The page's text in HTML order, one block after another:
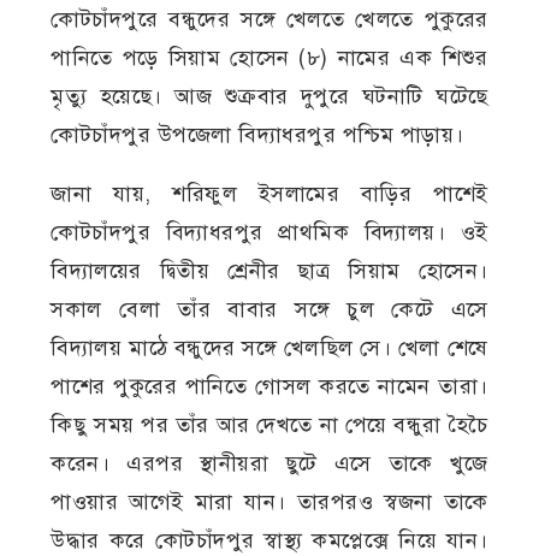
কোটচাঁদপুরে বন্ধুদের সঙ্গে খেলতে খেলতে পুকুরের
পানিতে পড়ে সিয়াম হোসেন (৮) নামের এক শিশুর
মৃত্যু হয়েছে। আজ শুক্রবার দুপুরে ঘটনাটি ঘটেছে
কোটচাঁদপুর উপজেলা বিদ্যাধরপুর পশ্চিম পাড়ায়।
জানা যায়, শরিফুল ইসলামের বাড়ির পাশেই
কোটচাঁদপুর বিদ্যাধরপুর প্রাথমিক বিদ্যালয়। ওই
বিদ্যালয়ের দ্বিতীয় শ্রেনীর ছাত্র সিয়াম হোসেন।
সকাল বেলা তাঁর বাবার সঙ্গে চুল কেটে এসে
বিদ্যালয় মাঠে বন্ধুদের সঙ্গে খেলছিল সে। খেলা শেষে
পাশের পুকুরের পানিতে গোসল করতে নামেন তারা।
কিছু সময় পর তাঁর আর দেখতে না পেয়ে বন্ধুরা হৈচৈ
করেন। এরপর স্থানীয়রা ছুটে এসে তাকে খুজে
পাওয়ার আগেই মারা যান। তারপরও স্বজনা তাকে
উদ্ধার করে কোটচাঁদপুর স্বাস্থ্য কমপ্লেক্সে নিয়ে যান।